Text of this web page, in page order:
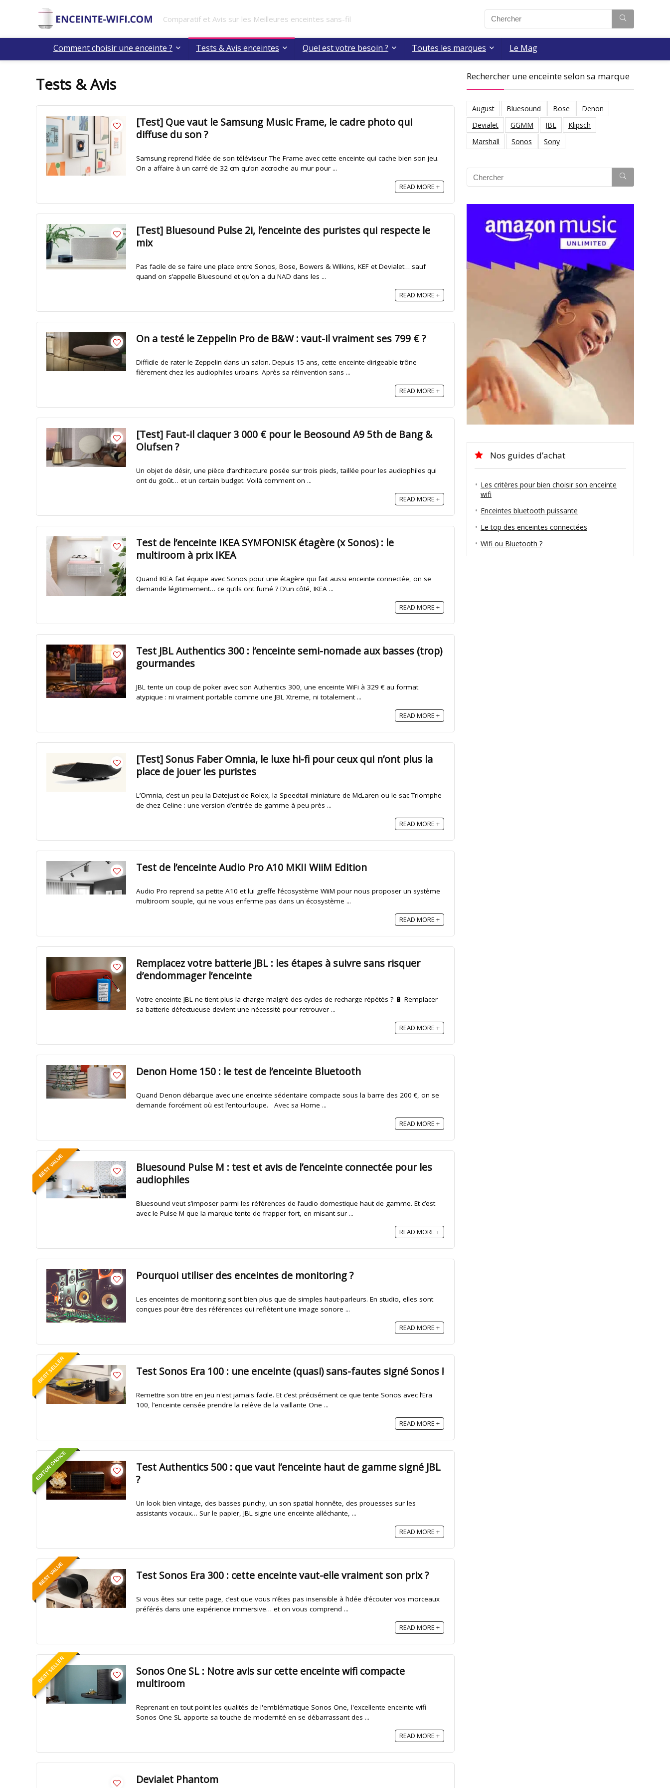
Comparatif et Avis sur les Meilleures enceintes sans-fil
Comment choisir une enceinte ? Tests & Avis enceintes Quel est votre besoin ? Toutes les marques Le Mag
Tests & Avis
[Test] Que vaut le Samsung Music Frame, le cadre photo qui
diffuse du son ?
Samsung reprend l’idée de son téléviseur The Frame avec cette enceinte qui cache bien son jeu.
On a affaire à un carré de 32 cm qu’on accroche au mur pour ...
READ MORE +
[Test] Bluesound Pulse 2i, l’enceinte des puristes qui respecte le
mix
Pas facile de se faire une place entre Sonos, Bose, Bowers & Wilkins, KEF et Devialet… sauf
quand on s’appelle Bluesound et qu’on a du NAD dans les ...
READ MORE +
On a testé le Zeppelin Pro de B&W : vaut-il vraiment ses 799 € ?
Difficile de rater le Zeppelin dans un salon. Depuis 15 ans, cette enceinte-dirigeable trône
fièrement chez les audiophiles urbains. Après sa réinvention sans ...
READ MORE +
[Test] Faut-il claquer 3 000 € pour le Beosound A9 5th de Bang &
Olufsen ?
Un objet de désir, une pièce d’architecture posée sur trois pieds, taillée pour les audiophiles qui
ont du goût… et un certain budget. Voilà comment on ...
READ MORE +
Test de l’enceinte IKEA SYMFONISK étagère (x Sonos) : le
multiroom à prix IKEA
Quand IKEA fait équipe avec Sonos pour une étagère qui fait aussi enceinte connectée, on se
demande légitimement… ce qu’ils ont fumé ? D’un côté, IKEA ...
READ MORE +
Test JBL Authentics 300 : l’enceinte semi-nomade aux basses (trop)
gourmandes
JBL tente un coup de poker avec son Authentics 300, une enceinte WiFi à 329 € au format
atypique : ni vraiment portable comme une JBL Xtreme, ni totalement ...
READ MORE +
[Test] Sonus Faber Omnia, le luxe hi-fi pour ceux qui n’ont plus la
place de jouer les puristes
L’Omnia, c’est un peu la Datejust de Rolex, la Speedtail miniature de McLaren ou le sac Triomphe
de chez Celine : une version d’entrée de gamme à peu près ...
READ MORE +
Test de l’enceinte Audio Pro A10 MKII WiiM Edition
Audio Pro reprend sa petite A10 et lui greffe l’écosystème WiiM pour nous proposer un système
multiroom souple, qui ne vous enferme pas dans un écosystème ...
READ MORE +
Remplacez votre batterie JBL : les étapes à suivre sans risquer
d’endommager l’enceinte
Votre enceinte JBL ne tient plus la charge malgré des cycles de recharge répétés ? 🔋 Remplacer
sa batterie défectueuse devient une nécessité pour retrouver ...
READ MORE +
Denon Home 150 : le test de l’enceinte Bluetooth
Quand Denon débarque avec une enceinte sédentaire compacte sous la barre des 200 €, on se
demande forcément où est l’entourloupe. Avec sa Home ...
READ MORE +
BEST VALUE
Bluesound Pulse M : test et avis de l’enceinte connectée pour les
audiophiles
Bluesound veut s’imposer parmi les références de l’audio domestique haut de gamme. Et c’est
avec le Pulse M que la marque tente de frapper fort, en misant sur ...
READ MORE +
Pourquoi utiliser des enceintes de monitoring ?
Les enceintes de monitoring sont bien plus que de simples haut-parleurs. En studio, elles sont
conçues pour être des références qui reflètent une image sonore ...
READ MORE +
BEST SELLER Test Sonos Era 100 : une enceinte (quasi) sans-fautes signé Sonos !
Remettre son titre en jeu n'est jamais facile. Et c’est précisément ce que tente Sonos avec l’Era
100, l’enceinte censée prendre la relève de la vaillante One ...
READ MORE +
EDITOR CHOICE
Test Authentics 500 : que vaut l’enceinte haut de gamme signé JBL
?
Un look bien vintage, des basses punchy, un son spatial honnête, des prouesses sur les
assistants vocaux… Sur le papier, JBL signe une enceinte alléchante, ...
READ MORE +
BEST VALUE Test Sonos Era 300 : cette enceinte vaut-elle vraiment son prix ?
Si vous êtes sur cette page, c’est que vous n’êtes pas insensible à l’idée d’écouter vos morceaux
préférés dans une expérience immersive… et on vous comprend ...
READ MORE +
BEST SELLER
Sonos One SL : Notre avis sur cette enceinte wifi compacte
multiroom
Reprenant en tout point les qualités de l'emblématique Sonos One, l'excellente enceinte wifi
Sonos One SL apporte sa touche de modernité en se débarrassant des ...
READ MORE +
Devialet Phantom
Rechercher une enceinte selon sa marque
August Bluesound Bose
Denon
Devialet
GGMM JBL
Klipsch
Marshall
Sonos Sony
Nos guides d’achat
Les critères pour bien choisir son enceinte
wifi
Enceintes bluetooth puissante
Le top des enceintes connectées
Wifi ou Bluetooth ?